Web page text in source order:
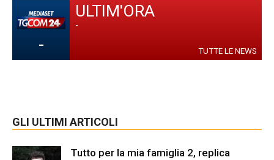
-
ULTIM'ORA
-
TUTTE LE NEWS
GLI ULTIMI ARTICOLI
Tutto per la mia famiglia 2, replica